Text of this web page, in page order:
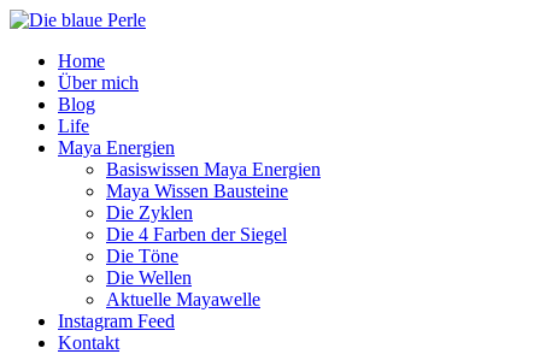
Skip
main
content
Menu
Home
Über mich
Blog
Life
Maya Energien
Basiswissen Maya Energien
Maya Wissen Bausteine
Die Zyklen
Die 4 Farben der Siegel
Die Töne
Die Wellen
Aktuelle Mayawelle
Instagram Feed
Kontakt